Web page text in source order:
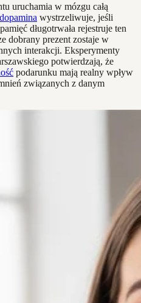
uruchamia w mózgu całą
dopamina wystrzeliwuje, jeśli
długotrwała rejestruje ten
dobrany prezent zostaje w
interakcji. Eksperymenty
potwierdzają, że
podarunku mają realny wpływ
związanych z danym